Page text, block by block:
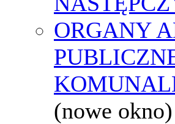
ORGANY
(nowe okno)